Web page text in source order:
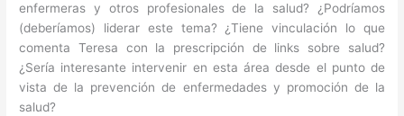
enfermeras y otros profesionales de la salud? ¿Podríamos
(deberíamos) liderar este tema? ¿Tiene vinculación lo que
comenta Teresa con la prescripción de links sobre salud?
¿Sería interesante intervenir en esta área desde el punto de
vista de la prevención de enfermedades y promoción de la
salud?